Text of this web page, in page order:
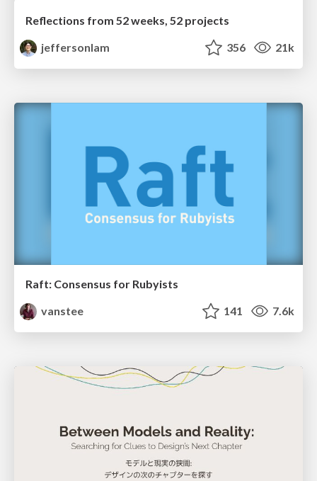
Reflections from 52 weeks, 52 projects
jeffersonlam
356 21k
Raft: Consensus for Rubyists
vanstee
141 7.6k